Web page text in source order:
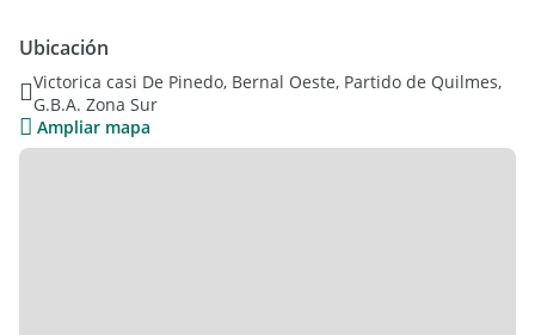
Ubicación
Victorica casi De Pinedo, Bernal Oeste, Partido de Quilmes,
G.B.A. Zona Sur
Ampliar mapa